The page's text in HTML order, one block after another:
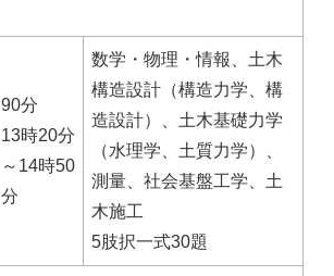
90分
13時20分
～14時50
分
数学・物理・情報、土木
構造設計（構造力学、構
造設計）、土木基礎力学
（水理学、土質力学）、
測量、社会基盤工学、土
木施工
5肢択一式30題